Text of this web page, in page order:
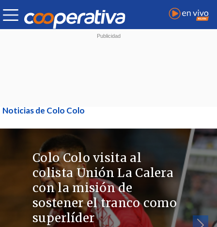
Noticias de Colo Colo
Colo Colo visita al
colista Unión La Calera
con la misión de
sostener el tranco como
superlíder